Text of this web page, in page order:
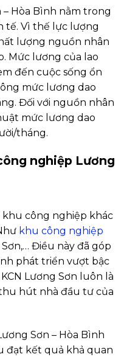
Hòa Bình nằm trong
tế. Vì thế lực lượng
lượng nguồn nhân
Mức lương của lao
đến cuộc sống ổn
mức lương dao
Đối với nguồn nhân
mức lương dao
tháng.
nghiệp Lương
khu công nghiệp khác
khu công nghiệp
Điều này đã góp
phát triển vượt bậc
Lương Sơn luôn là
hút nhà đầu tư của
Sơn – Hòa Bình
đạt kết quả khả quan